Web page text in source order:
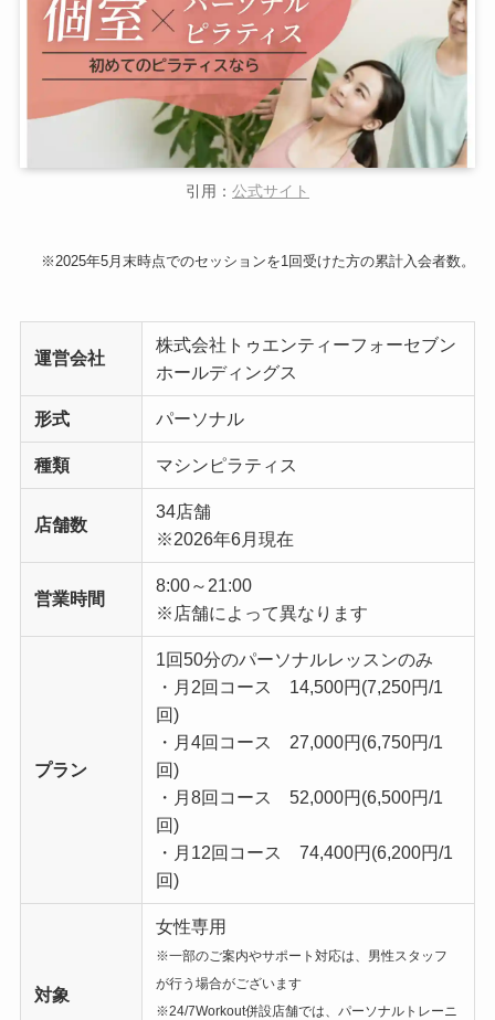
引用： 公式サイト
※2025年5月末時点でのセッションを1回受けた方の累計入会者数。
運営会社
株式会社トゥエンティーフォーセブン
ホールディングス
形式 パーソナル
種類 マシンピラティス
店舗数
34店舗
※2026年6月現在
営業時間
8:00～21:00
※店舗によって異なります
プラン
1回50分のパーソナルレッスンのみ
・月2回コース 14,500円(7,250円/1
回)
・月4回コース 27,000円(6,750円/1
回)
・月8回コース 52,000円(6,500円/1
回)
・月12回コース 74,400円(6,200円/1
回)
対象
女性専用
※一部のご案内やサポート対応は、男性スタッフ
が行う場合がございます
※24/7Workout併設店舗では、パーソナルトレーニ